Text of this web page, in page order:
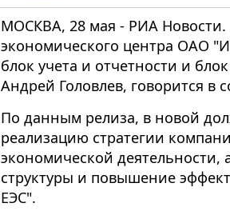
МОСКВА, 28 мая - РИА Новости.
экономического центра ОАО
блок учета и отчетности и
Андрей Головлев, говорится
По данным релиза, в новой
реализацию стратегии
экономической
структуры и повышение
ЕЭС".